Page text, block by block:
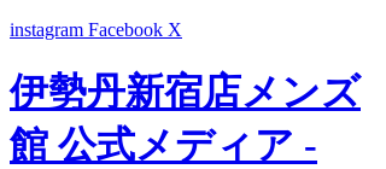
instagram Facebook X
伊勢丹新宿店メンズ
館 公式メディア -